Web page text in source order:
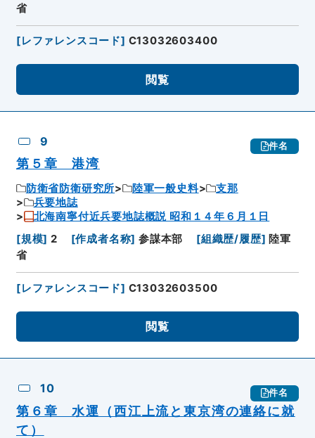
省
[レファレンスコード] C13032603400
閲覧
9 件名
第５章 港湾
防衛省防衛研究所 陸軍一般史料
支那
兵要地誌
北海南寧付近兵要地誌概説 昭和１４年６月１日
[規模] 2 [作成者名称] 参謀本部 [組織歴/履歴] 陸軍
省
[レファレンスコード] C13032603500
閲覧
10 件名
第６章 水運（西江上流と東京湾の連絡に就
て）